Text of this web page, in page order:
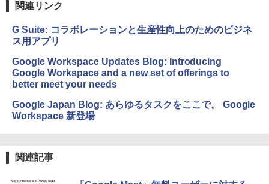
関連リンク
G Suite: コラボレーションと生産性向上のためのビジネ
ス用アプリ
Google Workspace Updates Blog: Introducing
Google Workspace and a new set of offerings to
better meet your needs
Google Japan Blog: あらゆるタスクをここで。 Google
Workspace 新登場
関連記事